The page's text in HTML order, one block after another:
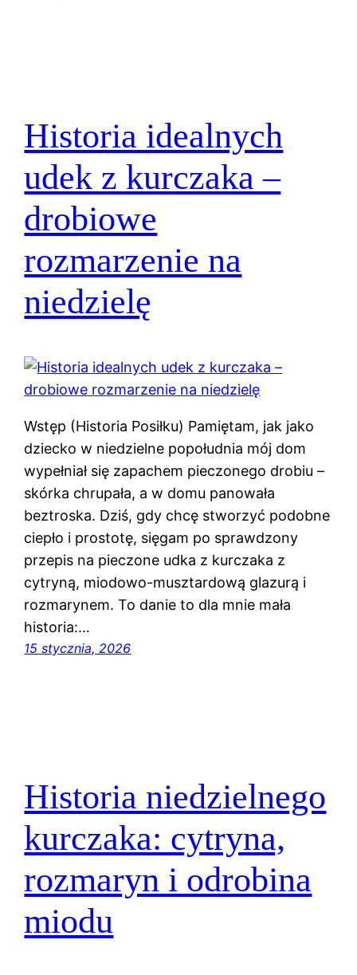
Historia idealnych
udek z kurczaka –
drobiowe
rozmarzenie na
niedzielę
Wstęp (Historia Posiłku) Pamiętam, jak jako
dziecko w niedzielne popołudnia mój dom
wypełniał się zapachem pieczonego drobiu –
skórka chrupała, a w domu panowała
beztroska. Dziś, gdy chcę stworzyć podobne
ciepło i prostotę, sięgam po sprawdzony
przepis na pieczone udka z kurczaka z
cytryną, miodowo-musztardową glazurą i
rozmarynem. To danie to dla mnie mała
historia:…
15 stycznia, 2026
Historia niedzielnego
kurczaka: cytryna,
rozmaryn i odrobina
miodu